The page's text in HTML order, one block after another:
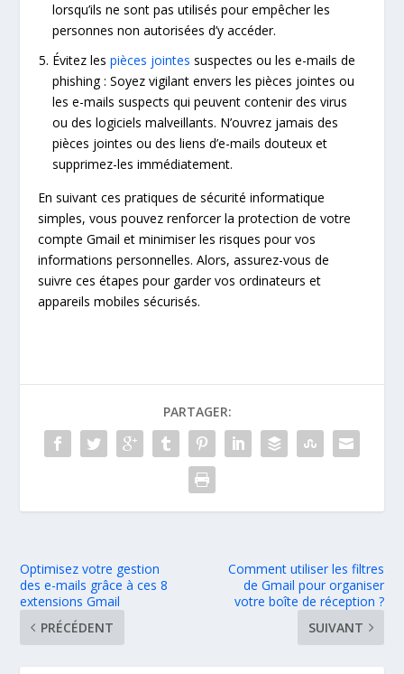
lorsqu’ils ne sont pas utilisés pour empêcher les
personnes non autorisées d’y accéder.
Évitez lespièces jointes suspectes ou les e-mails de
phishing : Soyez vigilant envers les pièces jointes ou
les e-mails suspects qui peuvent contenir des virus
ou des logiciels malveillants. N’ouvrez jamais des
pièces jointes ou des liens d’e-mails douteux et
supprimez-les immédiatement.
En suivant ces pratiques de sécurité informatique
simples, vous pouvez renforcer la protection de votre
compte Gmail et minimiser les risques pour vos
informations personnelles. Alors, assurez-vous de
suivre ces étapes pour garder vos ordinateurs et
appareils mobiles sécurisés.
PARTAGER:
Optimisez votre gestion
des e-mails grâce à ces 8
extensions Gmail
PRÉCÉDENT
Comment utiliser les filtres
de Gmail pour organiser
votre boîte de réception ?
SUIVANT